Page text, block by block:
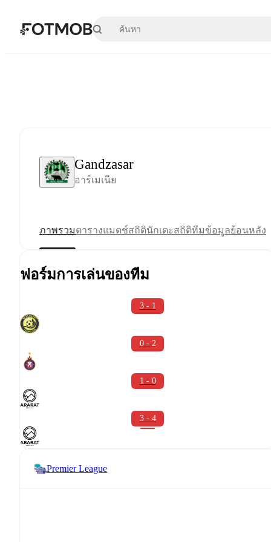
ข้ามไปยังเนื้อหาหลัก
Gandzasar
อาร์เมเนีย
ภาพรวมตารางแมตช์สถิตินักเตะสถิติทีมข้อมูลย้อนหลัง
ฟอร์มการเล่นของทีม
3 - 1
0 - 2
1 - 0
3 - 4
Premier League